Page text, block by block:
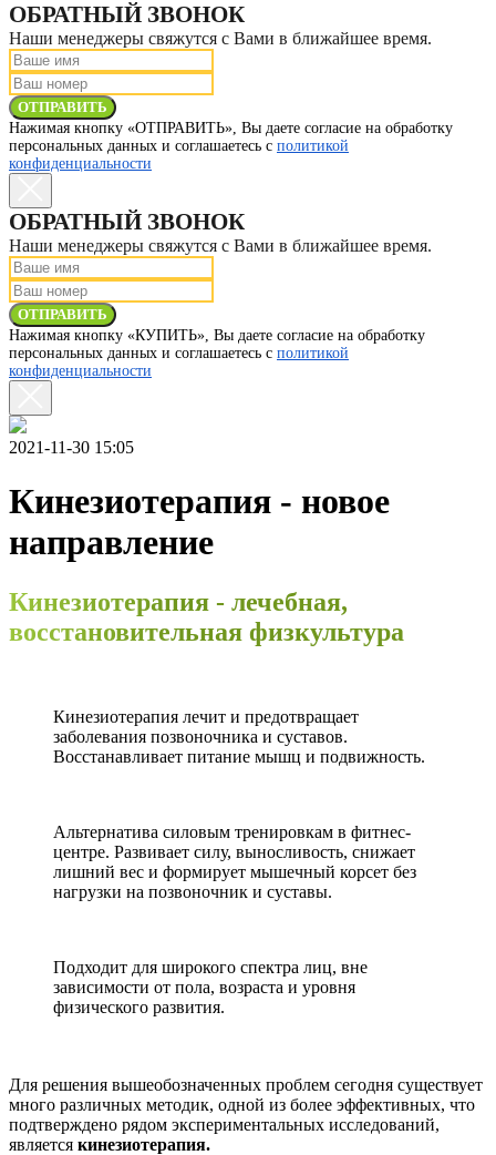
ОБРАТНЫЙ ЗВОНОК
Наши менеджеры свяжутся с Вами в ближайшее время.
ОТПРАВИТЬ
Нажимая кнопку «ОТПРАВИТЬ», Вы даете согласие на обработку
персональных данных и соглашаетесь с политикой
конфиденциальности
ОБРАТНЫЙ ЗВОНОК
Наши менеджеры свяжутся с Вами в ближайшее время.
ОТПРАВИТЬ
Нажимая кнопку «КУПИТЬ», Вы даете согласие на обработку
персональных данных и соглашаетесь с политикой
конфиденциальности
2021-11-30 15:05
Кинезиотерапия - новое
направление
Кинезиотерапия - лечебная,
восстановительная физкультура
Кинезиотерапия лечит и предотвращает
заболевания позвоночника и суставов.
Восстанавливает питание мышц и подвижность.
Альтернатива силовым тренировкам в фитнес-
центре. Развивает силу, выносливость, снижает
лишний вес и формирует мышечный корсет без
нагрузки на позвоночник и суставы.
Подходит для широкого спектра лиц, вне
зависимости от пола, возраста и уровня
физического развития.
Для решения вышеобозначенных проблем сегодня существует
много различных методик, одной из более эффективных, что
подтверждено рядом экспериментальных исследований,
является кинезиотерапия.